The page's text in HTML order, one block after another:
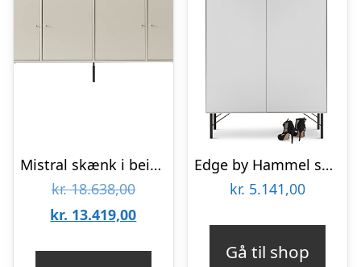
Mistral skænk i beige : Erling Christensen Møbler
kr.18.638,00Den
oprindelige
kr. 13.419,00Den
Edge by Hammel skænk 2
kr. 5.141,00
Gå til shop